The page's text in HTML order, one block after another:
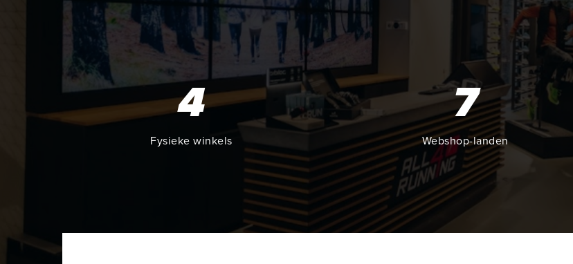
4
Fysieke winkels
7
Webshop-landen